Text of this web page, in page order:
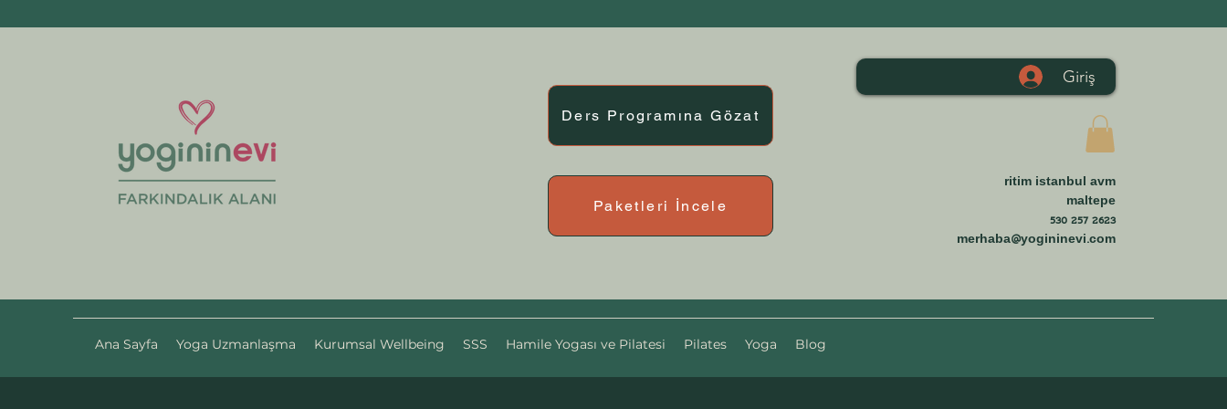
Ders Programına Gözat
Paketleri İncele
Giriş
ritim istanbul avm
maltepe
530 257 2623
merhaba@yogininevi.com
Ana Sayfa Yoga Uzmanlaşma Kurumsal Wellbeing SSS Hamile Yogası ve Pilatesi Pilates Yoga Blog